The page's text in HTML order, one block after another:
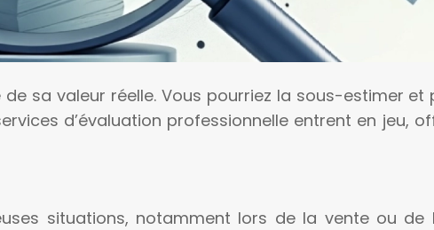
sa valeur réelle. Vous pourriez la sous-estimer et
d’évaluation professionnelle entrent en jeu,
situations, notamment lors de la vente ou de